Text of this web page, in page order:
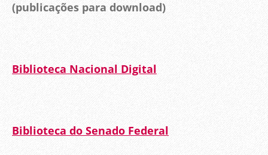
(publicações para download)
Biblioteca Nacional Digital
Biblioteca do Senado Federal